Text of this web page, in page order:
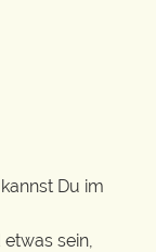
Du im
sein,